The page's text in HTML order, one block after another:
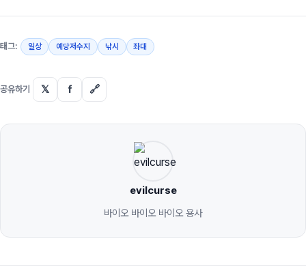
태그: 일상 예당저수지 낚시 좌대
공유하기 𝕏 f 🔗
evilcurse
바이오 바이오 바이오 용사